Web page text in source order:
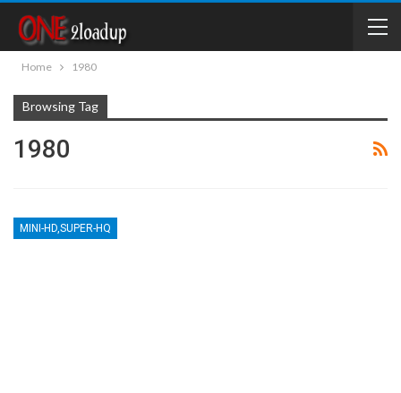
Home 1980
Browsing Tag
1980
MINI-HD,SUPER-HQ